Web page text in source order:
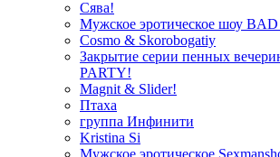
Сява!
Мужское эротическое шоу
Cosmo & Skorobogatiy
Закрытие серии пенных
PARTY!
Magnit & Slider!
Птаха
группа Инфинити
Kristina Si
Мужское эротическое